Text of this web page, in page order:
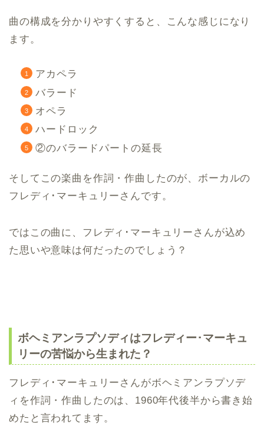
曲の構成を分かりやすくすると、こんな感じになり
ます。
アカペラ
バラード
オペラ
ハードロック
②のバラードパートの延長
そしてこの楽曲を作詞・作曲したのが、ボーカルの
フレディ･マーキュリーさんです。
ではこの曲に、フレディ･マーキュリーさんが込め
た思いや意味は何だったのでしょう？
ボヘミアンラプソディはフレディー･マーキュ
リーの苦悩から生まれた？
フレディ･マーキュリーさんがボヘミアンラプソデ
ィを作詞・作曲したのは、1960年代後半から書き始
めたと言われてます。